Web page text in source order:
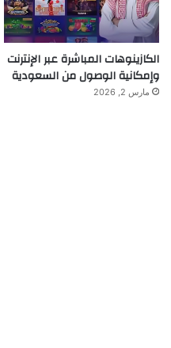
الكازينوهات المباشرة عبر الإنترنت
وإمكانية الوصول من السعودية
مارس 2, 2026